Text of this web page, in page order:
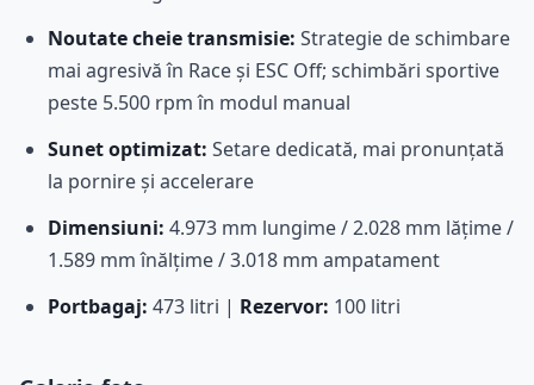
Noutate cheie transmisie: Strategie de schimbare
mai agresivă în Race și ESC Off; schimbări sportive
peste 5.500 rpm în modul manual
Sunet optimizat: Setare dedicată, mai pronunțată
la pornire și accelerare
Dimensiuni: 4.973 mm lungime / 2.028 mm lățime /
1.589 mm înălțime / 3.018 mm ampatament
Portbagaj: 473 litri | Rezervor: 100 litri